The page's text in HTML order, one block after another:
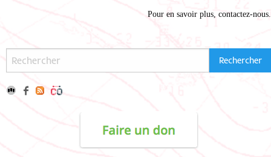
Pour en savoir plus, contactez-nous